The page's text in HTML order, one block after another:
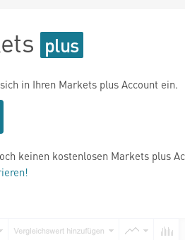
in Ihren Markets plus Account ein.
keinen kostenlosen Markets plus